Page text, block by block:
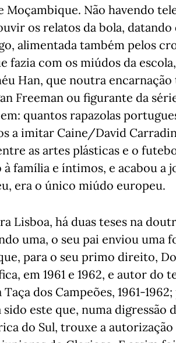
Moçambique. Não havendo
os relatos da bola, datando
alimentada também pelos
fazia com os miúdos da
Han, que noutra
Freeman ou figurante da
quantos rapazolas
a imitar Caine/David
as artes plásticas e o
família e íntimos, e acabou a
era o único miúdo europeu.
Lisboa, há duas teses na
uma, o seu pai enviou uma
para o seu primo direito,
em 1961 e 1962, e autor do
dos Campeões, 1961-
sido este que, numa digressão
do Sul, trouxe a